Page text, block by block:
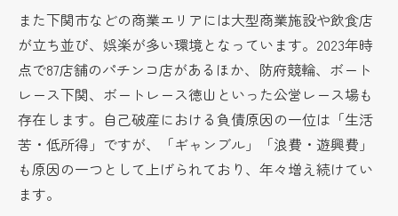
また下関市などの商業エリアには大型商業施設や飲食店
が立ち並び、娯楽が多い環境となっています。2023年時
点で87店舗のパチンコ店があるほか、防府競輪、ボート
レース下関、ボートレース徳山といった公営レース場も
存在します。自己破産における負債原因の一位は「生活
苦・低所得」ですが、「ギャンブル」「浪費・遊興費」
も原因の一つとして上げられており、年々増え続けてい
ます。